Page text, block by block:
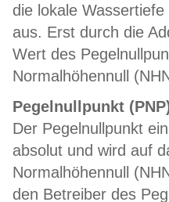
die lokale
aus. Erst durch die
Wert des
Normalhöhennull
Pegelnullpunkt
Der Pegelnullpunkt
absolut und wird auf
Normalhöhennull
den Betreiber des